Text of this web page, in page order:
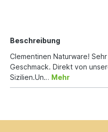
Beschreibung
Clementinen Naturware!
Geschmack. Direkt von
Sizilien.Un… Mehr